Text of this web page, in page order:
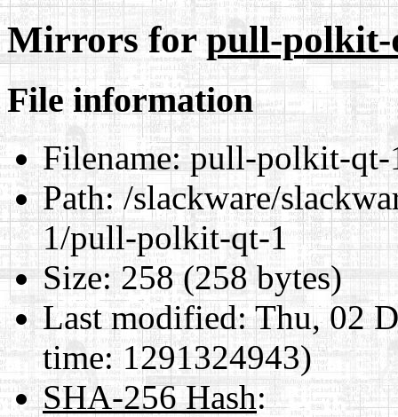
Mirrors forpull-polkit-
File information
Filename:pull-polkit-qt-
Path:/slackware/
1/pull-polkit-qt-1
Size:258 (258 bytes)
Last modified:Thu, 02
time: 1291324943)
SHA-256 Hash: